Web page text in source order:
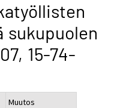
sukupuolen
15-74-
Muutos